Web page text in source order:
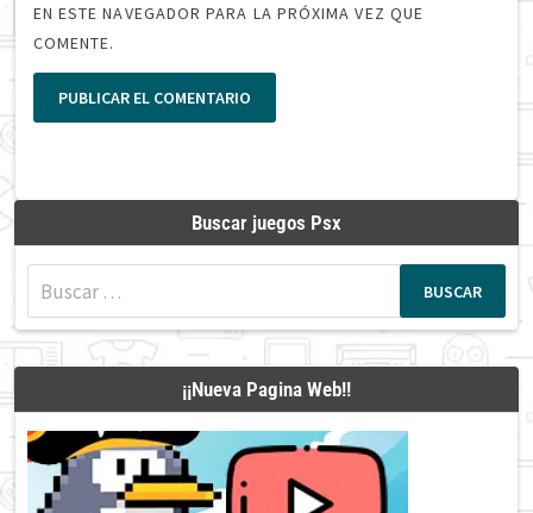
EN ESTE NAVEGADOR PARA LA PRÓXIMA VEZ QUE
COMENTE.
Buscar juegos Psx
Buscar:
¡¡Nueva Pagina Web!!